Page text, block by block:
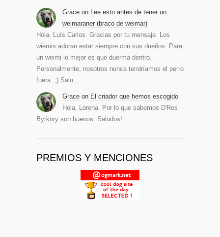
Grace on
Lee esto antes de tener un
weimaraner (braco de weimar)
Hola, Luís Carlos. Gracias por tu mensaje. Los
wiemis adoran estar siempre con sus dueños. Para
un weimi lo mejor es que duerma dentro.
Personalmente, nosotros nunca tendríamos el perro
fuera. ;) Salu…
Grace on El criador que hemos escogido
Hola, Lorena. Por lo que sabemos D'Ros
Byrkory son buenos. Saludos!
PREMIOS Y MENCIONES